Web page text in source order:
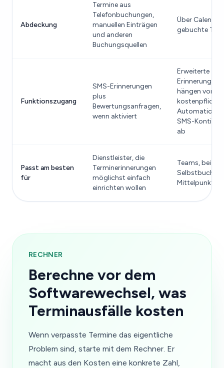
Abdeckung
Termine aus
Telefonbuchungen,
manuellen Einträgen
und anderen
Buchungsquellen
Über Calendly
gebuchte
Funktionszugang
SMS-Erinnerungen
plus
Bewertungsanfragen,
wenn aktiviert
Erweiterte
hängen von
SMS-
ab
Passt am besten
für
Dienstleister, die
Terminerinnerungen
möglichst einfach
einrichten wollen
Teams, bei
Mittelpunkt
RECHNER
Berechne vor dem
Softwarewechsel, was
Terminausfälle kosten
Wenn verpasste Termine das eigentliche
Problem sind, starte mit dem Rechner. Er
macht aus den Kosten eine konkrete Zahl,